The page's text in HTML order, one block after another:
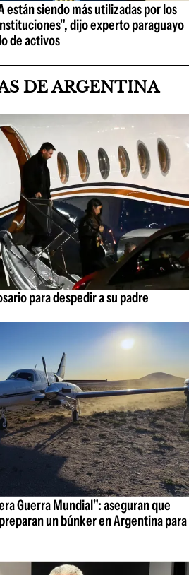
están siendo más utilizadas por los
dijo experto paraguayo
de activos
DE ARGENTINA
para despedir a su padre
Guerra Mundial": aseguran que
un búnker en Argentina para